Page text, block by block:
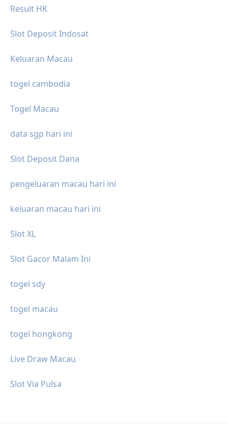
Result HK
Slot Deposit Indosat
Keluaran Macau
togel cambodia
Togel Macau
data sgp hari ini
Slot Deposit Dana
pengeluaran macau hari ini
keluaran macau hari ini
Slot XL
Slot Gacor Malam Ini
togel sdy
togel macau
togel hongkong
Live Draw Macau
Slot Via Pulsa